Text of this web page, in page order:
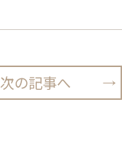
次の記事へ